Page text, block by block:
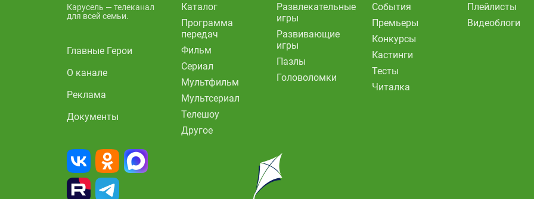
Карусель — телеканал
для всей семьи.
Главные Герои
О канале
Реклама
Документы
Каталог
Программа
передач
Фильм
Сериал
Мультфильм
Мультсериал
Телешоу
Другое
Развлекательные
игры
Развивающие
игры
Пазлы
Головоломки
События
Премьеры
Конкурсы
Кастинги
Тесты
Читалка
Плейлисты
Видеоблоги